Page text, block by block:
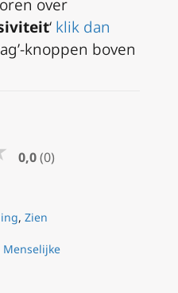
over
‘ klik dan
knoppen boven
0,0 (0)
, Zien
Menselijke